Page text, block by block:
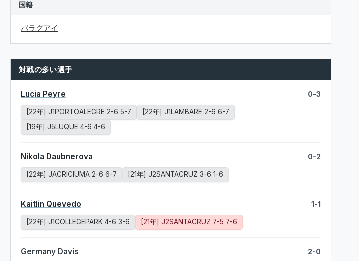
国籍
パラグアイ
対戦の多い選手
Lucia Peyre 0-3
[22年] J1PORTOALEGRE 2-6 5-7
[22年] J1LAMBARE 2-6 6-7
[19年] J5LUQUE 4-6 4-6
Nikola Daubnerova 0-2
[22年] JACRICIUMA 2-6 6-7 [21年] J2SANTACRUZ 3-6 1-6
Kaitlin Quevedo 1-1
[22年] J1COLLEGEPARK 4-6 3-6 [21年] J2SANTACRUZ 7-5 7-6
Germany Davis 2-0